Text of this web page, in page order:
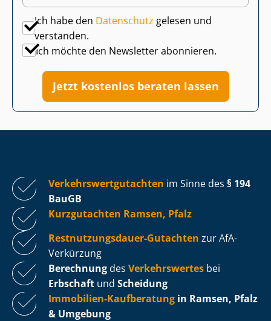
Ich habe den Datenschutz gelesen und
verstanden.
Ich möchte den Newsletter abonnieren.
Jetzt kostenlos beraten lassen
Ver­kehrs­wert­gut­ach­ten im Sinne des § 194
BauGB
Kurzgutachten Ramsen, Pfalz
Rest­nut­zungs­dau­er-Gutachten zur AfA-
Verkürzung
Berechnung des Verkehrswertes bei
Erbschaft und Scheidung
Immobilien-Kaufberatung in Ramsen, Pfalz
& Umgebung